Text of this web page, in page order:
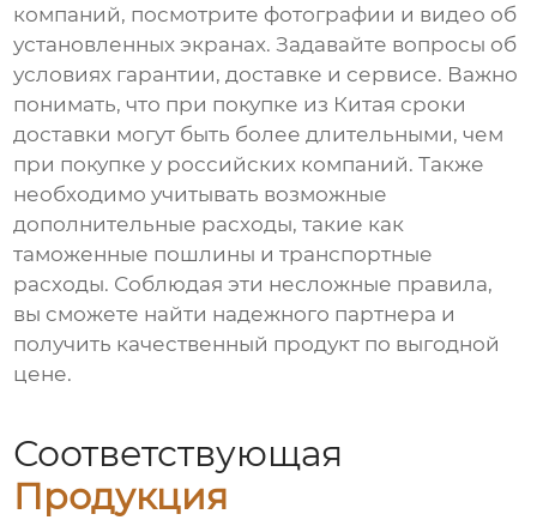
компаний, посмотрите фотографии и видео об
установленных экранах. Задавайте вопросы об
условиях гарантии, доставке и сервисе. Важно
понимать, что при покупке из Китая сроки
доставки могут быть более длительными, чем
при покупке у российских компаний. Также
необходимо учитывать возможные
дополнительные расходы, такие как
таможенные пошлины и транспортные
расходы. Соблюдая эти несложные правила,
вы сможете найти надежного партнера и
получить качественный продукт по выгодной
цене.
Соответствующая
Продукция